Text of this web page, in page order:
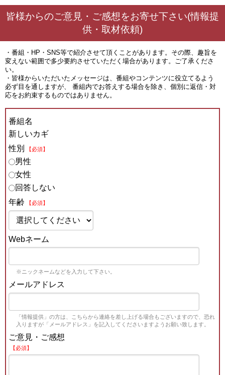
皆様からのご意見・ご感想をお寄せ下さい(情報提
供・取材依頼)
・番組・HP・SNS等で紹介させて頂くことがあります。その際、趣旨を
変えない範囲で多少要約させていただく場合があります。ご了承くださ
い。
・皆様からいただいたメッセージは、番組やコンテンツに役立てるよう
必ず目を通しますが、 番組内でお答えする場合を除き、個別に返信・対
応をお約束するものではありません。
番組名
新しいカギ
性別
【必須】
男性
女性
回答しない
年齢
【必須】
Webネーム
※ニックネームなどを入力して下さい。
メールアドレス
「情報提供」の方は、こちらから連絡を差し上げる場合もございますので、恐れ
入りますが「メールアドレス」を記入してくださいますようお願い致します。
ご意見・ご感想
【必須】